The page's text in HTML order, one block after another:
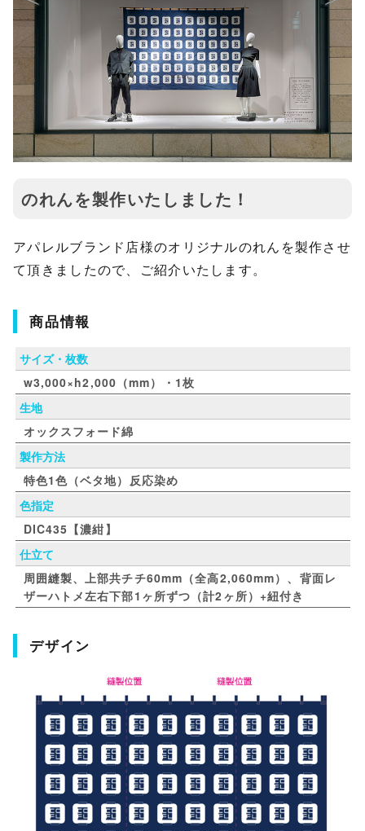
のれんを製作いたしました！
アパレルブランド店様のオリジナルのれんを製作させ
て頂きましたので、ご紹介いたします。
商品情報
サイズ・枚数
w3,000×h2,000（mm）・1枚
生地
オックスフォード綿
製作方法
特色1色（ベタ地）反応染め
色指定
DIC435【濃紺】
仕立て
周囲縫製、上部共チチ60mm（全高2,060mm）、背面レ
ザーハトメ左右下部1ヶ所ずつ（計2ヶ所）+紐付き
デザイン